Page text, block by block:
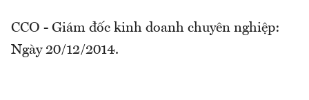
CCO - Giám đốc kinh doanh chuyên nghiệp:
Ngày 20/12/2014.